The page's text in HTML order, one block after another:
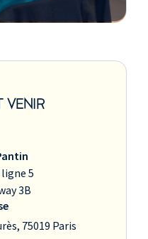
VENIR
5
3B
75019 Paris